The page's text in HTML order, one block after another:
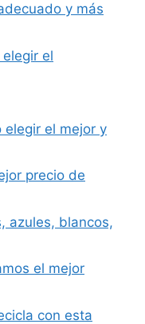
y más
el
elegir el mejor y
precio de
azules, blancos,
el mejor
con esta